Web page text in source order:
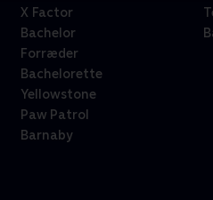
X Factor
Bachelor
Forræder
Bachelorette
Yellowstone
Paw Patrol
Barnaby